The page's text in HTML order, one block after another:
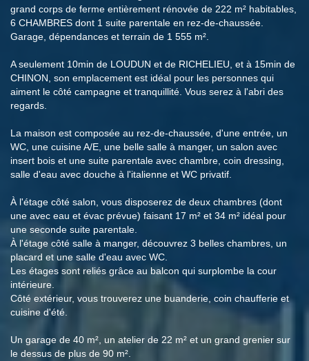
grand corps de ferme entièrement rénovée de 222 m² habitables,
6 CHAMBRES dont 1 suite parentale en rez-de-chaussée.
Garage, dépendances et terrain de 1 555 m².
A seulement 10min de LOUDUN et de RICHELIEU, et à 15min de
CHINON, son emplacement est idéal pour les personnes qui
aiment le côté campagne et tranquillité. Vous serez à l'abri des
regards.
La maison est composée au rez-de-chaussée, d'une entrée, un
WC, une cuisine A/E, une belle salle à manger, un salon avec
insert bois et une suite parentale avec chambre, coin dressing,
salle d'eau avec douche à l'italienne et WC privatif.
À l'étage côté salon, vous disposerez de deux chambres (dont
une avec eau et évac prévue) faisant 17 m² et 34 m² idéal pour
une seconde suite parentale.
À l'étage côté salle à manger, découvrez 3 belles chambres, un
placard et une salle d'eau avec WC.
Les étages sont reliés grâce au balcon qui surplombe la cour
intérieure.
Côté extérieur, vous trouverez une buanderie, coin chaufferie et
cuisine d'été.
Un garage de 40 m², un atelier de 22 m² et un grand grenier sur
le dessus de plus de 90 m².